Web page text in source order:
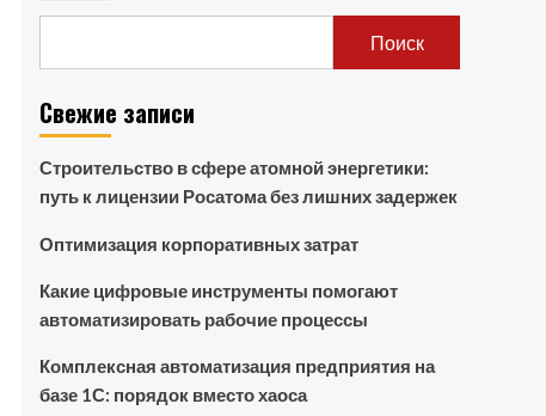
Поиск
Свежие записи
Строительство в сфере атомной энергетики:
путь к лицензии Росатома без лишних задержек
Оптимизация корпоративных затрат
Какие цифровые инструменты помогают
автоматизировать рабочие процессы
Комплексная автоматизация предприятия на
базе 1С: порядок вместо хаоса